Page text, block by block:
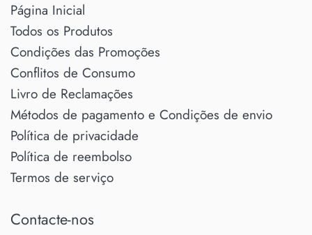
Página Inicial
Todos os Produtos
Condições das Promoções
Conflitos de Consumo
Livro de Reclamações
Métodos de pagamento e Condições de envio
Política de privacidade
Política de reembolso
Termos de serviço
Contacte-nos